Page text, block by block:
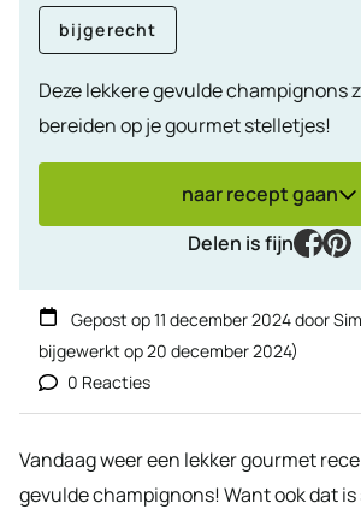
bijgerecht
Deze lekkere gevulde champignons
bereiden op je gourmet stelletjes!
naar recept gaan
Delen is fijn
Gepost op11 december 2024door
bijgewerkt op20 december 2024)
0 Reacties
Vandaag weer een lekker gourmet
gevulde champignons! Want ook dat